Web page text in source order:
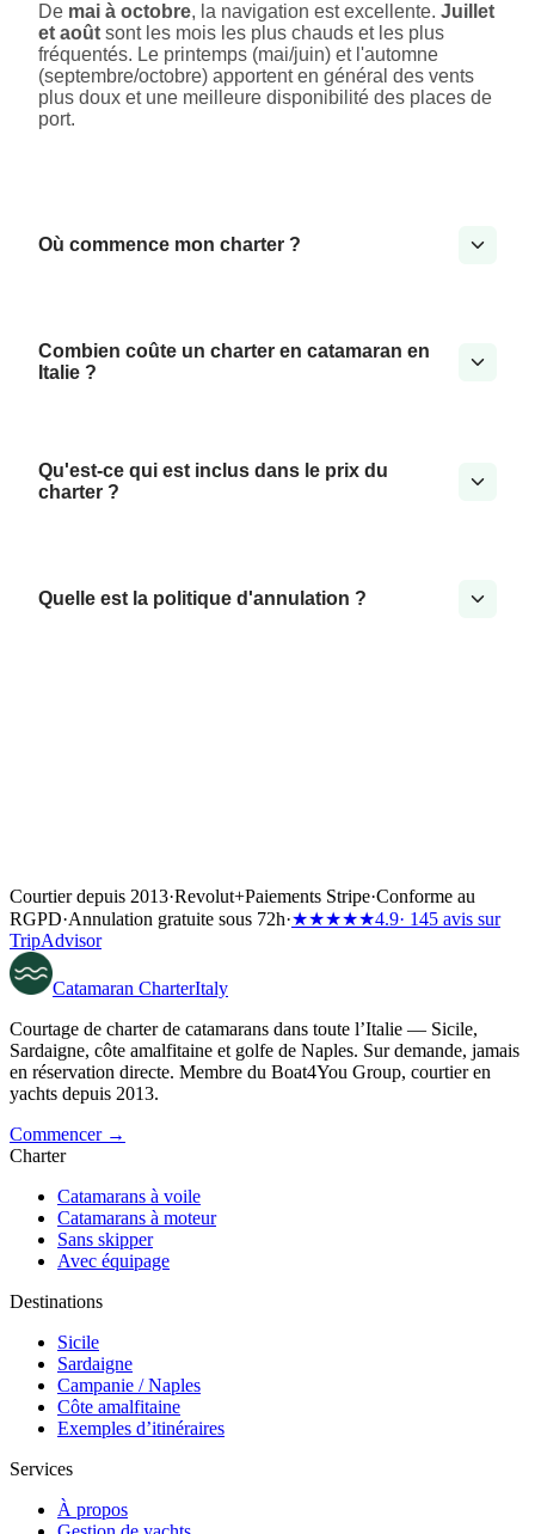
De mai à octobre, la navigation est excellente. Juillet
et août sont les mois les plus chauds et les plus
fréquentés. Le printemps (mai/juin) et l'automne
(septembre/octobre) apportent en général des vents
plus doux et une meilleure disponibilité des places de
port.
Où commence mon charter ?
Combien coûte un charter en catamaran en
Italie ?
Qu'est-ce qui est inclus dans le prix du
charter ?
Quelle est la politique d'annulation ?
Courtier depuis 2013·Revolut+Paiements Stripe·Conforme au
RGPD·Annulation gratuite sous 72h·★★★★★4.9· 145 avis sur
TripAdvisor
Catamaran CharterItaly
Courtage de charter de catamarans dans toute l’Italie — Sicile,
Sardaigne, côte amalfitaine et golfe de Naples. Sur demande, jamais
en réservation directe. Membre du Boat4You Group, courtier en
yachts depuis 2013.
Commencer →
Charter
Catamarans à voile
Catamarans à moteur
Sans skipper
Avec équipage
Destinations
Sicile
Sardaigne
Campanie / Naples
Côte amalfitaine
Exemples d’itinéraires
Services
À propos